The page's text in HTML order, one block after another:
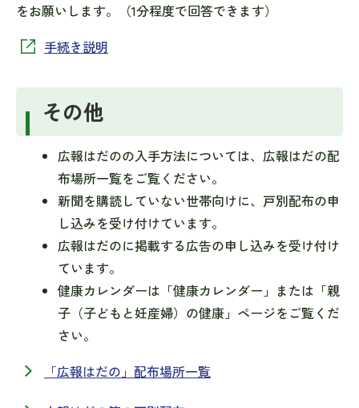
をお願いします。（1分程度で回答できます）
手続き説明
その他
広報はだのの入手方法については、広報はだの配
布場所一覧をご覧ください。
新聞を購読していない世帯向けに、戸別配布の申
し込みを受け付けています。
広報はだのに掲載する広告の申し込みを受け付け
ています。
健康カレンダーは「健康カレンダー」または「親
子（子どもと妊産婦）の健康」ページをご覧くだ
さい。
「広報はだの」配布場所一覧